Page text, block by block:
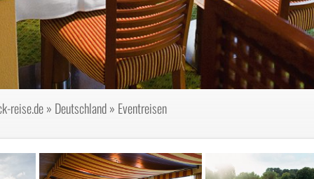
reise.de» Deutschland» Eventreisen